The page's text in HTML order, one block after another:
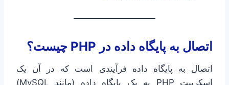
اتصال به پایگاه داده در PHP چیست؟
اتصال به پایگاه داده فرآیندی است که در آن یک
اسکریپت PHP به یک پایگاه داده (مانند MySQL)